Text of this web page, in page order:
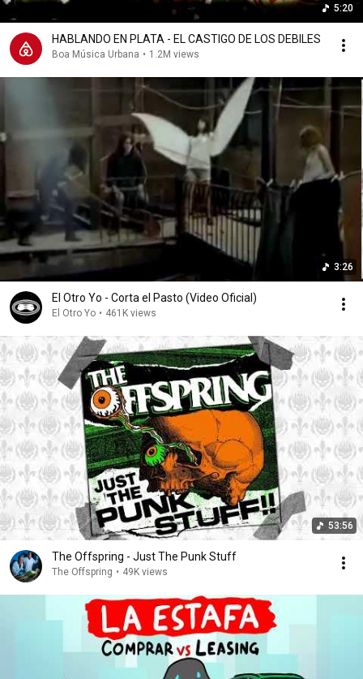
5:20
HABLANDO EN PLATA - EL CASTIGO DE LOS DEBILES
Boa Música Urbana • 1.2M views
3:26
El Otro Yo - Corta el Pasto (Video Oficial)
El Otro Yo • 461K views
53:56
The Offspring - Just The Punk Stuff
The Offspring • 49K views